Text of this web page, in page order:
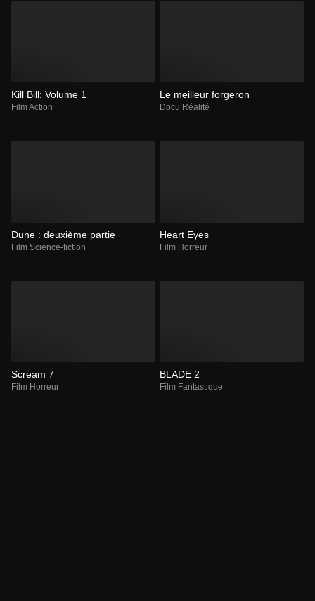
Kill Bill: Volume 1
Film Action
Le meilleur forgeron
Docu Réalité
Dune : deuxième partie
Film Science-fiction
Heart Eyes
Film Horreur
Scream 7
Film Horreur
BLADE 2
Film Fantastique